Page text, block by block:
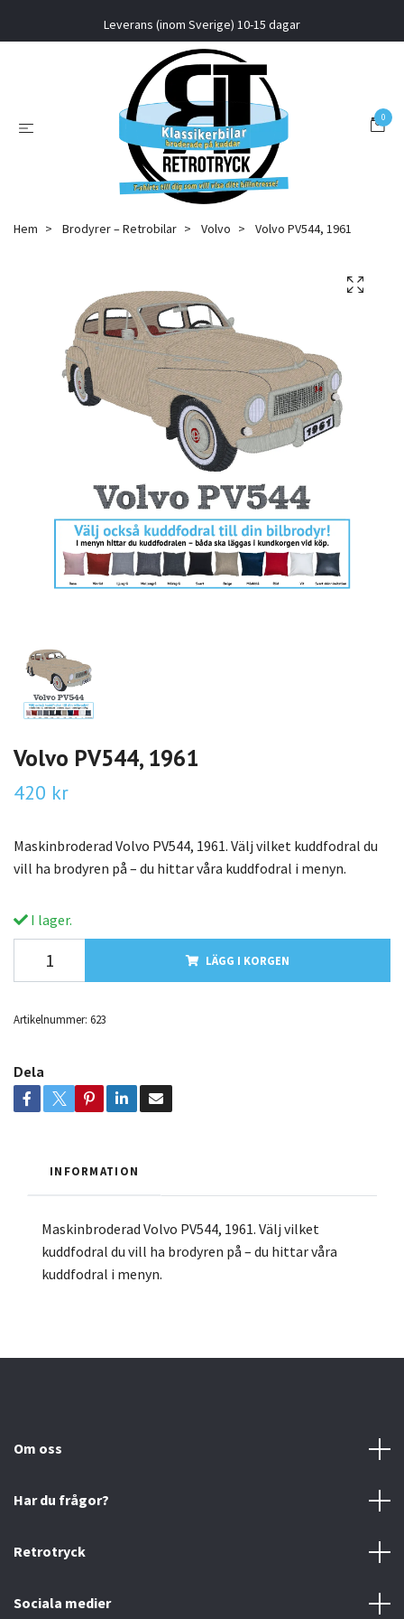
Leverans (inom Sverige) 10-15 dagar
0
Hem Brodyrer – Retrobilar Volvo Volvo PV544, 1961
Volvo PV544, 1961
420 kr
Maskinbroderad Volvo PV544, 1961. Välj vilket kuddfodral du
vill ha brodyren på – du hittar våra kuddfodral i menyn.
I lager.
LÄGG I KORGEN
Artikelnummer: 623
Dela
INFORMATION
Maskinbroderad Volvo PV544, 1961. Välj vilket
kuddfodral du vill ha brodyren på – du hittar våra
kuddfodral i menyn.
Om oss
Har du frågor?
Retrotryck
Sociala medier